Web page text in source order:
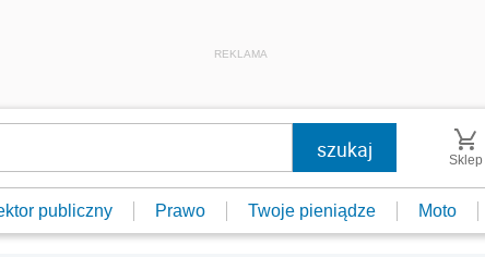
REKLAMA
Sklep
publiczny Prawo Twoje pieniądze Moto